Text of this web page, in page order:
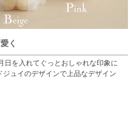
く
日を入れてぐっとおしゃれな印象に
ジュイのデザインで上品なデザイン